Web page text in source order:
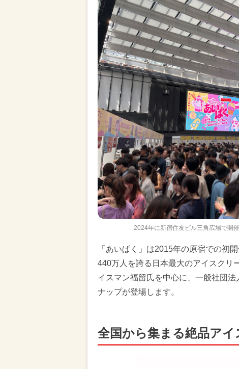
2024年に新宿住友ビル三角広場で開
「あいぱく」は2015年の原宿での初
440万人を誇る日本最大のアイスクリ
イスマン福留氏を中心に、一般社団
ナップが登場します。
全国から集まる絶品アイ